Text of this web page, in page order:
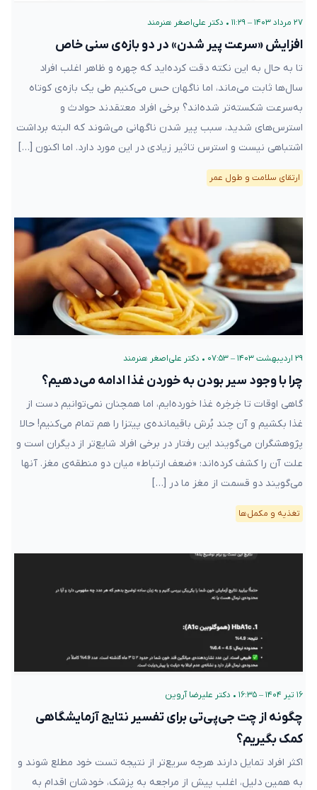
۲۷ مرداد ۱۴۰۳ – ۱۱:۲۹ • دکتر علی‌اصغر هنرمند
افزایش «سرعت پیر شدن» در دو بازه‌ی سنی خاص
تا به حال به این نکته دقت کرده‌اید که چهره و ظاهر اغلب افراد
سال‌ها ثابت می‌ماند، اما ناگهان حس می‌کنیم طی یک بازه‌ی کوتاه
به‌سرعت شکسته‌تر شده‌اند؟ برخی افراد معتقدند حوادث و
استرس‌های شدید، سبب پیر شدن ناگهانی می‌شوند که البته برداشت
اشتباهی نیست و استرس تاثیر زیادی در این مورد دارد. اما اکنون […]
ارتقای سلامت و طول عمر
۲۹ اردیبهشت ۱۴۰۳ – ۰۷:۵۳ • دکتر علی‌اصغر هنرمند
چرا با وجود سیر بودن به خوردن غذا ادامه می‌دهیم؟
گاهی اوقات تا خِرخِره غذا خورده‌ایم، اما همچنان نمی‌توانیم دست از
غذا بکشیم و آن چند بُرش باقیمانده‌ی پیتزا را هم تمام می‌کنیم! حالا
پژوهشگران می‌گویند این رفتار در برخی افراد شایع‌تر از دیگران است و
علت آن را کشف کرده‌اند: «ضعف ارتباط» میان دو منطقه‌ی مغز. آنها
می‌گویند دو قسمت از مغز ما در […]
تغذیه و مکمل‌ها
۱۶ تیر ۱۴۰۴ – ۱۶:۳۵ • دکتر علیرضا آروین
چگونه از چت‌ جی‌پی‌تی برای تفسیر نتایج آزمایشگاهی
کمک بگیریم؟
اکثر افراد تمایل دارند هرچه سریع‌تر از نتیجه تست خود مطلع شوند و
به همین دلیل، اغلب پیش از مراجعه به پزشک، خودشان اقدام به